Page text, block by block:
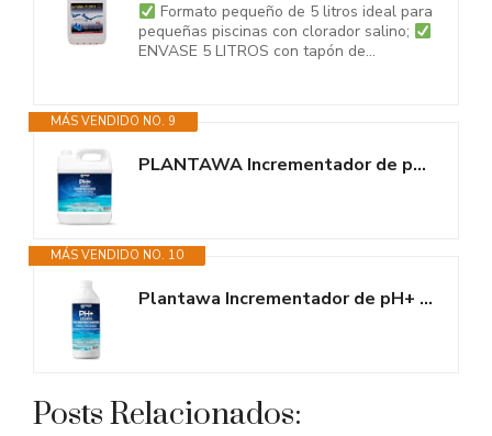
Formato pequeño de 5 litros ideal para
pequeñas piscinas con clorador salino;
ENVASE 5 LITROS con tapón de...
MÁS VENDIDO NO. 9
PLANTAWA Incrementador de pH para Piscinas 5 litros | Regulador de pH,...
MÁS VENDIDO NO. 10
Plantawa Incrementador de pH+ 1L | Aumentador de pH para Piscinas, con...
Posts Relacionados: